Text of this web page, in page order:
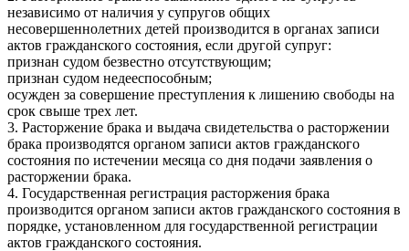
независимо от наличия у супругов общих
несовершеннолетних детей производится в органах записи
актов гражданского состояния, если другой супруг:
признан судом безвестно отсутствующим;
признан судом недееспособным;
осужден за совершение преступления к лишению свободы на
срок свыше трех лет.
3. Расторжение брака и выдача свидетельства о расторжении
брака производятся органом записи актов гражданского
состояния по истечении месяца со дня подачи заявления о
расторжении брака.
4. Государственная регистрация расторжения брака
производится органом записи актов гражданского состояния в
порядке, установленном для государственной регистрации
актов гражданского состояния.